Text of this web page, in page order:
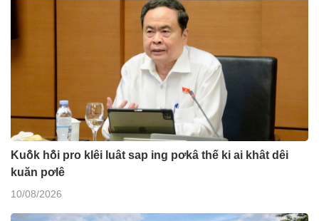
Kuô̆k hô̆i pro klêi luât sap ing pơkâ thế ki ai khât dêi
kuăn pơlê
10/08/2026